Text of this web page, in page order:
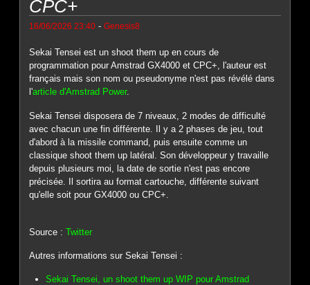
CPC+
16/06/2026 23:40 -Genesis8
Sekai Tensei est un shoot them up en cours de
programmation pour Amstrad GX4000 et CPC+, l'auteur est
français mais son nom ou pseudonyme n'est pas révélé dans
l'article d'Amstrad Power.
Sekai Tensei disposera de 7 niveaux, 2 modes de difficulté
avec chacun une fin différente. Il y a 2 phases de jeu, tout
d'abord à la missile command, puis ensuite comme un
classique shoot them up latéral. Son développeur y travaille
depuis plusieurs moi, la date de sortie n'est pas encore
précisée. Il sortira au format cartouche, différente suivant
qu'elle soit pour GX4000 ou CPC+.
Source :Twitter
Autres informations sur Sekai Tensei :
Sekai Tensei, un shoot them up WIP pour Amstrad